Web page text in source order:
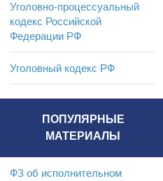
Уголовно-процессуальный
кодекс Российской
Федерации РФ
Уголовный кодекс РФ
ПОПУЛЯРНЫЕ
МАТЕРИАЛЫ
ФЗ об исполнительном